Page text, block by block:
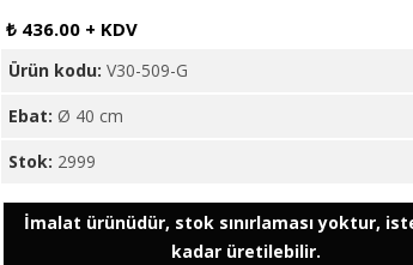
₺ 436.00 + KDV
Ürün kodu:V30-509-G
Ebat: Ø 40 cm
Stok: 2999
İmalat ürünüdür, stok sınırlaması yoktur,
kadar üretilebilir.